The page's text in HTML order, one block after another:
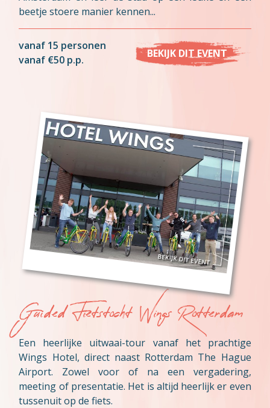
beetje stoere manier kennen...
vanaf 15 personen
vanaf €50 p.p.
BEKIJK DIT EVENT
Guided Fietstocht Wings Rotterdam
Een heerlijke uitwaai-tour vanaf het prachtige
Wings Hotel, direct naast Rotterdam The Hague
Airport. Zowel voor of na een vergadering,
meeting of presentatie. Het is altijd heerlijk er even
tussenuit op de fiets.